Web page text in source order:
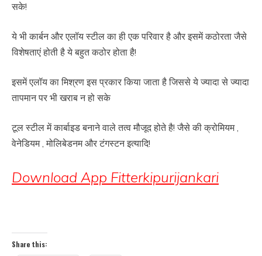
सके!
ये भी कार्बन और एलॉय स्टील का ही एक परिवार है और इसमें कठोरता जैसे
विशेषताएं होती है ये बहुत कठोर होता है!
इसमें एलॉय का मिश्रण इस प्रकार किया जाता है जिससे ये ज्यादा से ज्यादा
तापमान पर भी खराब न हो सके
टूल स्टील में कार्बाइड बनाने वाले तत्व मौजूद होते है! जैसे की क्रोमियम ,
वेनेडियम , मोलिबेडनम और टंगस्टन इत्यादि!
Download App Fitterkipurijankari
Share this: